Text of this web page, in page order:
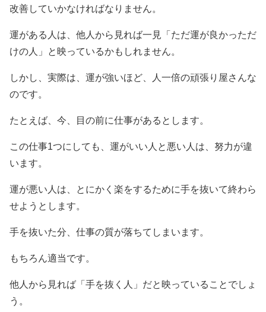
改善していかなければなりません。
運がある人は、他人から見れば一見「ただ運が良かっただ
けの人」と映っているかもしれません。
しかし、実際は、運が強いほど、人一倍の頑張り屋さんな
のです。
たとえば、今、目の前に仕事があるとします。
この仕事1つにしても、運がいい人と悪い人は、努力が違
います。
運が悪い人は、とにかく楽をするために手を抜いて終わら
せようとします。
手を抜いた分、仕事の質が落ちてしまいます。
もちろん適当です。
他人から見れば「手を抜く人」だと映っていることでしょ
う。